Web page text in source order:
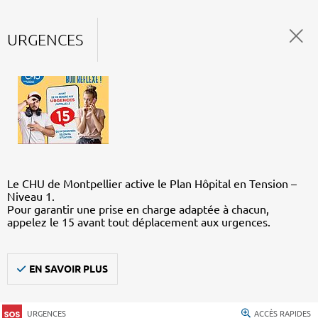
URGENCES
Le CHU de Montpellier active le Plan Hôpital en Tension –
Niveau 1.
Pour garantir une prise en charge adaptée à chacun,
appelez le 15 avant tout déplacement aux urgences.
EN SAVOIR PLUS
URGENCES ACCÈS RAPIDES